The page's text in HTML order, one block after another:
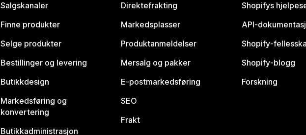
Salgskanaler
Finne produkter
Selge produkter
Bestillinger og levering
Butikkdesign
Markedsføring og
konvertering
Butikkadministrasjon
Direktefrakting
Markedsplasser
Produktanmeldelser
Mersalg og pakker
E-postmarkedsføring
SEO
Frakt
Shopifys
API-
Shopify-
Shopify-blogg
Forskning